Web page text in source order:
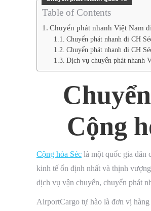
Table of Contents
Chuyển phát nhanh Việt Nam
Chuyển phát nhanh đi CH
Chuyển phát nhanh đi CH
Dịch vụ chuyển phát nhanh
Cộng
Cộng hòa Séc là một quốc gia dân
kinh tế ổn định nhất và thịnh
dịch vụ vận chuyển, chuyển phát
AirportCargo tự hào là đơn vị